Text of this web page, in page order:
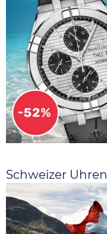
Schweizer Uhren